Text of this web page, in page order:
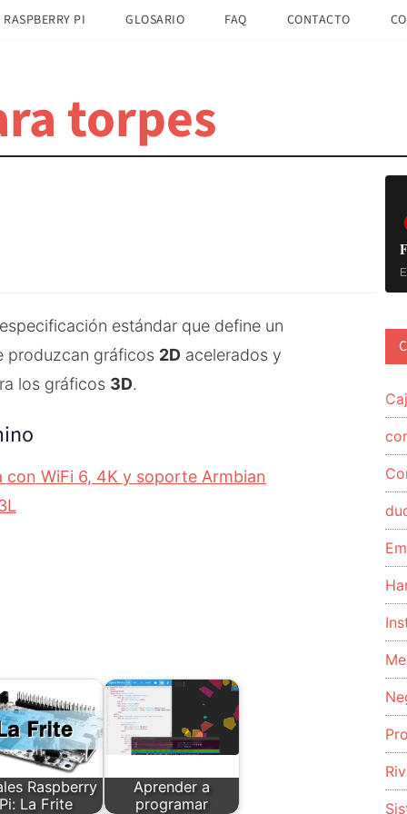
PI GLOSARIO FAQ CONTACTO
torpes
estándar que define un
produzcan gráficos 2D acelerados y
los gráficos 3D.
con WiFi 6, 4K y soporte Armbian
Raspberry
La Frite
Aprender a
programar